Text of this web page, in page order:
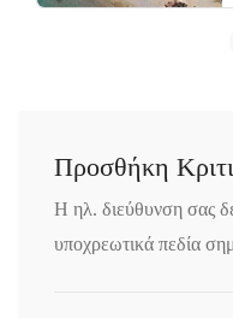
Προσθήκη
Η ηλ. διεύθυνση σας
υποχρεωτικά πεδία